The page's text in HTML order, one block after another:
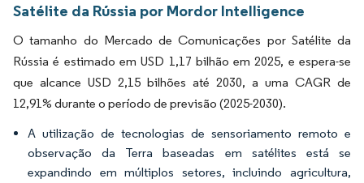
Satélite da Rússia por Mordor Intelligence
O tamanho do Mercado de Comunicações por Satélite da
Rússia é estimado em USD 1,17 bilhão em 2025, e espera-se
que alcance USD 2,15 bilhões até 2030, a uma CAGR de
12,91% durante o período de previsão (2025-2030).
A utilização de tecnologias de sensoriamento remoto e
observação da Terra baseadas em satélites está se
expandindo em múltiplos setores, incluindo agricultura,